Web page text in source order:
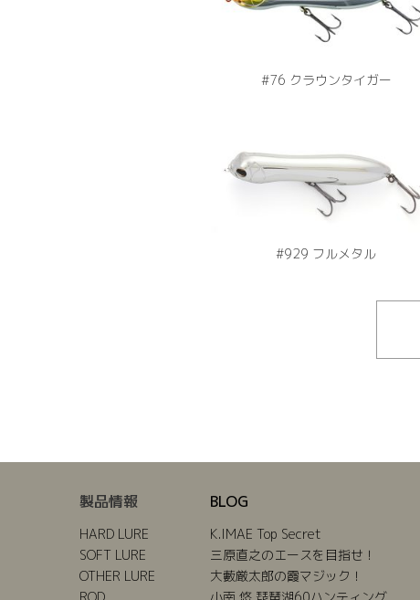
#76 クラウンタイガー
#929 フルメタル
製品情報
HARD LURE
SOFT LURE
OTHER LURE
BLOG
K.IMAE Top Secret
三原直之のエースを目指せ！
大藪厳太郎の霞マジック！